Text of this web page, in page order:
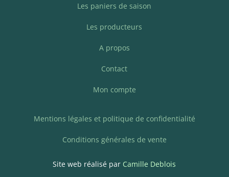
Les paniers de saison
Les producteurs
A propos
Contact
Mon compte
Mentions légales et politique de confidentialité
Conditions générales de vente
Site web réalisé par Camille Deblois